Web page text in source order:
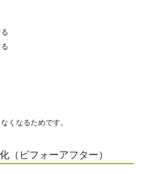
くなるためです。
（ビフォーアフター）